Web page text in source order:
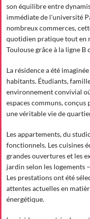
son équilibre entre
immédiate de l'université
nombreux commerces,
quotidien pratique tout en
Toulouse grâce à la ligne B
La résidence a été
habitants. Étudiants,
environnement convivial
espaces communs, conçus
une véritable vie de
Les appartements, du
fonctionnels. Les cuisines
grandes ouvertures et les
jardin selon les logements
Les prestations ont été
attentes actuelles en
énergétique.